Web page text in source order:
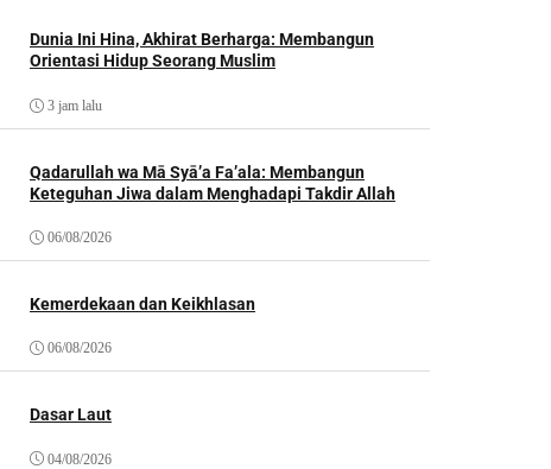
Dunia Ini Hina, Akhirat Berharga: Membangun
Orientasi Hidup Seorang Muslim
3 jam lalu
Qadarullah wa Mā Syā’a Fa’ala: Membangun
Keteguhan Jiwa dalam Menghadapi Takdir Allah
06/08/2026
Kemerdekaan dan Keikhlasan
06/08/2026
Dasar Laut
04/08/2026